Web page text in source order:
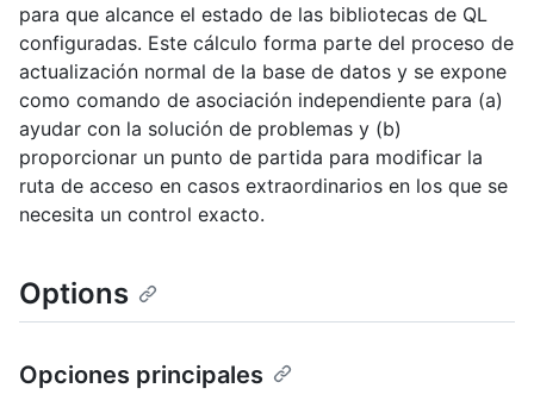
para que alcance el estado de las bibliotecas de QL
configuradas. Este cálculo forma parte del proceso de
actualización normal de la base de datos y se expone
como comando de asociación independiente para (a)
ayudar con la solución de problemas y (b)
proporcionar un punto de partida para modificar la
ruta de acceso en casos extraordinarios en los que se
necesita un control exacto.
Options
Opciones principales